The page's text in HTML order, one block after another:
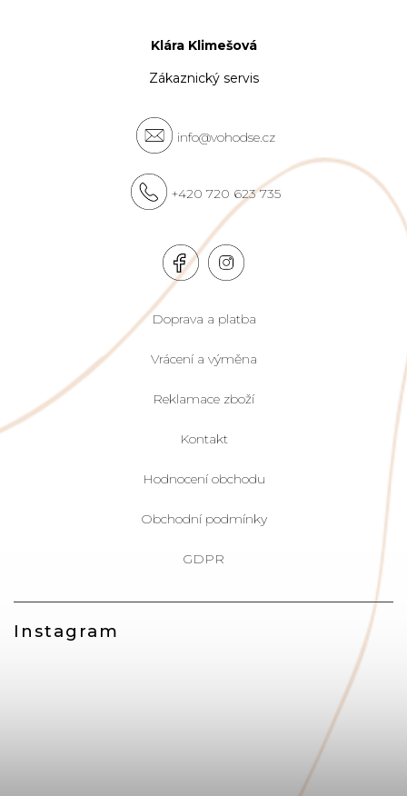
Instagram
Klára Klimešová
Zákaznický servis
info@vohodse.cz
+420 720 623 735
Doprava a platba
Vrácení a výměna
Reklamace zboží
Kontakt
Hodnocení obchodu
Obchodní podmínky
GDPR